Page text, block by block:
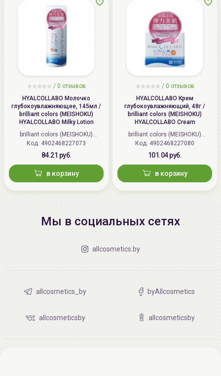
/ 0 отзывов
HYALCOLLABO Молочко
глубокоувлажняющее, 145мл /
brilliant colors (MEISHOKU)
HYALCOLLABO Milky Lotion
brilliant colors (MEISHOKU)
(Япония)
Код: 4902468227073
84.21 руб.
в корзину
/ 0 отзывов
HYALCOLLABO Крем
глубокоувлажняющий, 48г /
brilliant colors (MEISHOKU)
HYALCOLLABO Cream
brilliant colors (MEISHOKU)
(Япония)
Код: 4902468227080
101.04 руб.
в корзину
Мы в социальных сетях
allcosmetics.by
allcosmetics_by byAllcosmetics
allcosmeticsby allcosmeticsby